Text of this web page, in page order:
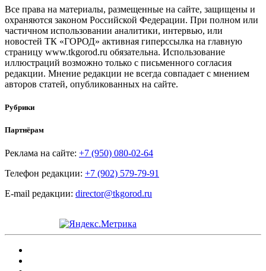
Все права на материалы, размещенные на сайте, защищены и
охраняются законом Российской Федерации. При полном или
частичном использовании аналитики, интервью, или
новостей ТК «ГОРОД» активная гиперссылка на главную
страницу www.tkgorod.ru обязательна. Использование
иллюстраций возможно только с письменного согласия
редакции. Мнение редакции не всегда совпадает с мнением
авторов статей, опубликованных на сайте.
Рубрики
Партнёрам
Реклама на сайте: +7 (950) 080-02-64
Телефон редакции: +7 (902) 579-79-91
E-mail редакции: director@tkgorod.ru